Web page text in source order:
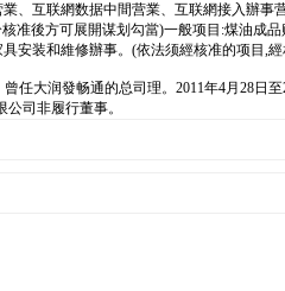
、互联網数据中間营業、互联網接入辦事
准後方可展開谋划勾當)一般项目:煤油成
安装和維修辦事。(依法须經核准的项目,
大润發畅通的总司理。2011年4月28日
司非履行董事。